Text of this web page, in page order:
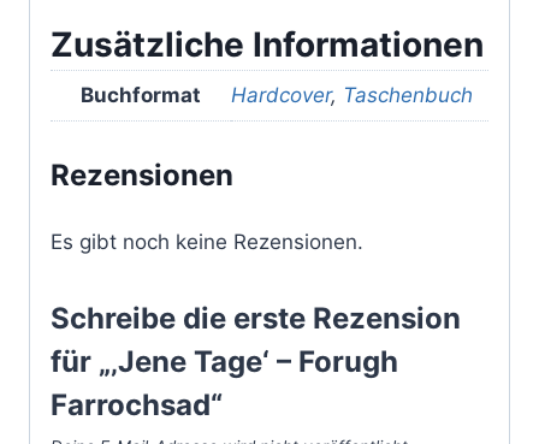
Zusätzliche Informationen
Buchformat Hardcover, Taschenbuch
Rezensionen
Es gibt noch keine Rezensionen.
Schreibe die erste Rezension
für „‚Jene Tage‘ – Forugh
Farrochsad“